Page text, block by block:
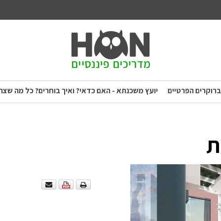
הפרטיים יועץ משכנתא - האם כדאי? ואיך בוחרים? כל מה